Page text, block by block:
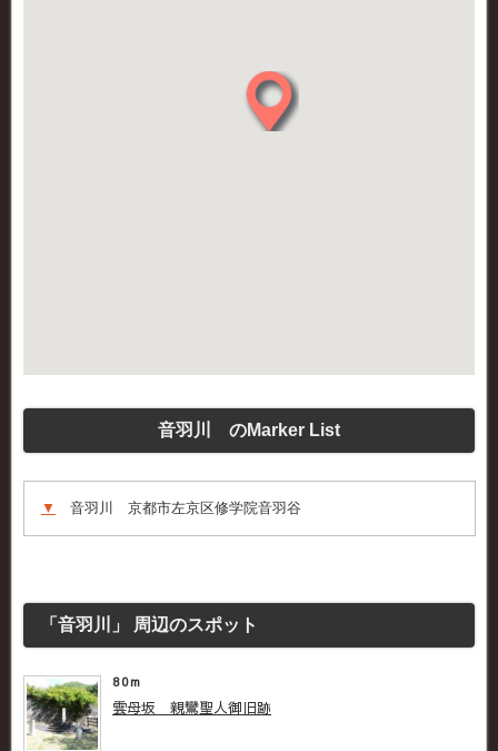
音羽川 のMarker List
▼ 音羽川 京都市左京区修学院音羽谷
「音羽川」 周辺のスポット
80m
雲母坂 親鸞聖人御旧跡